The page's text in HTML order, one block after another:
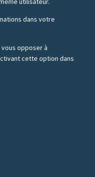
dans votre
opposer à
cette option dans